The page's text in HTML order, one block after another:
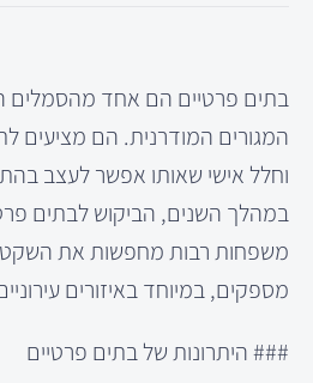
בתים פרטיים הם אחד מהסמלים
המגורים המודרנית. הם מציעים
וחלל אישי שאותו אפשר לעצב
במהלך השנים, הביקוש לבתים
משפחות רבות מחפשות את
מספקים, במיוחד באיזורים
### היתרונות של בתים פרטיים